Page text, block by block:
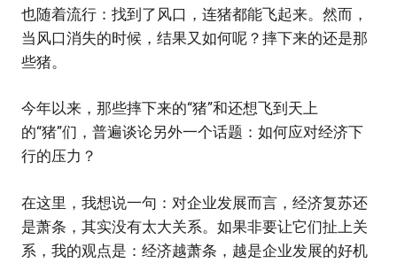
也随着流行：找到了风口，连猪都能飞起来。然而，
当风口消失的时候，结果又如何呢？摔下来的还是那
些猪。
今年以来，那些摔下来的“猪”和还想飞到天上
的“猪”们，普遍谈论另外一个话题：如何应对经济下
行的压力？
在这里，我想说一句：对企业发展而言，经济复苏还
是萧条，其实没有太大关系。如果非要让它们扯上关
系，我的观点是：经济越萧条，越是企业发展的好机